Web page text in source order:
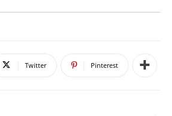
Twitter Pinterest